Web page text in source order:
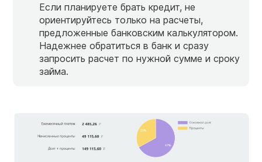
Если планируете брать кредит, не
ориентируйтесь только на расчеты,
предложенные банковским калькулятором.
Надежнее обратиться в банк и сразу
запросить расчет по нужной сумме и сроку
займа.